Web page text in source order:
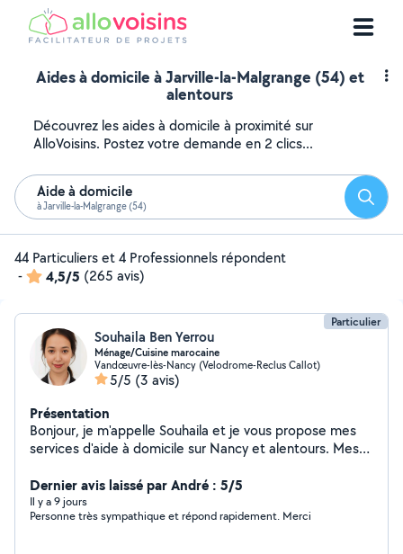
Aides à domicile à Jarville-la-Malgrange (54) et
alentours
Découvrez les aides à domicile à proximité sur
AlloVoisins. Postez votre demande en 2 clics...
Aide à domicile
à Jarville-la-Malgrange (54)
44 Particuliers et 4 Professionnels répondent
-
4,5/5 (265 avis)
Particulier
Souhaila Ben Yerrou
Ménage/Cuisine marocaine
Vandœuvre-lès-Nancy (Velodrome-Reclus Callot)
5/5 (3 avis)
Présentation
Bonjour, je m'appelle Souhaila et je vous propose mes
services d'aide à domicile sur Nancy et alentours. Mes
de la propriété et de l'accueil. Ce que je vous propose :
Ménage, cuisine marocaine maison (couscous, tajines,
rfissa, pastilla..). Je fais aussi de la garde d'enfants et les
Dernier avis laissé par André : 5/5
Il y a 9 jours
Personne très sympathique et répond rapidement. Merci